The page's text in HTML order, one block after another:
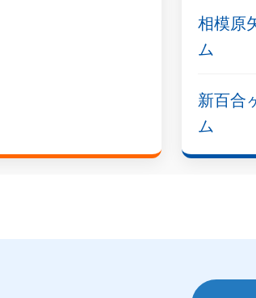
相模原
ム
新百合
ム